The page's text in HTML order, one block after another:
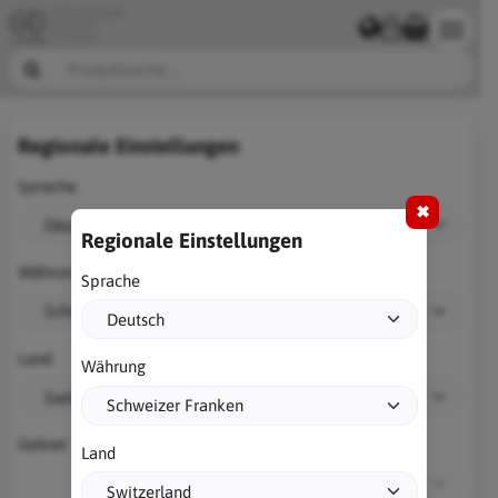
Regionale Einstellungen
Sprache
Währung
Land
Gebiet
✖
Regionale Einstellungen
Sprache
Währung
Land